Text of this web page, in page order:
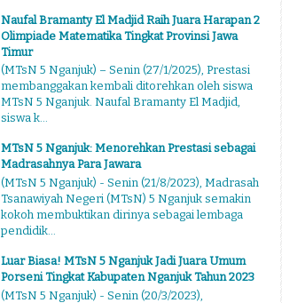
Naufal Bramanty El Madjid Raih Juara Harapan 2
Olimpiade Matematika Tingkat Provinsi Jawa
Timur
(MTsN 5 Nganjuk) – Senin (27/1/2025), Prestasi
membanggakan kembali ditorehkan oleh siswa
MTsN 5 Nganjuk. Naufal Bramanty El Madjid,
siswa k...
MTsN 5 Nganjuk: Menorehkan Prestasi sebagai
Madrasahnya Para Jawara
(MTsN 5 Nganjuk) - Senin (21/8/2023), Madrasah
Tsanawiyah Negeri (MTsN) 5 Nganjuk semakin
kokoh membuktikan dirinya sebagai lembaga
pendidik...
Luar Biasa! MTsN 5 Nganjuk Jadi Juara Umum
Porseni Tingkat Kabupaten Nganjuk Tahun 2023
(MTsN 5 Nganjuk) - Senin (20/3/2023),